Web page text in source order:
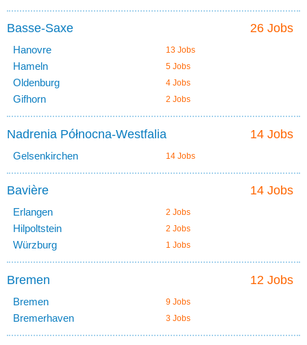
26 Jobs
Basse-Saxe
Hanovre 13 Jobs
Hameln 5 Jobs
Oldenburg 4 Jobs
Gifhorn 2 Jobs
14 Jobs
Nadrenia Północna-Westfalia
Gelsenkirchen 14 Jobs
14 Jobs
Bavière
Erlangen 2 Jobs
Hilpoltstein 2 Jobs
Würzburg 1 Jobs
12 Jobs
Bremen
Bremen 9 Jobs
Bremerhaven 3 Jobs